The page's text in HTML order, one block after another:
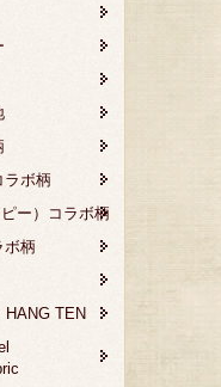
ラボ柄
ー）コラボ柄
ボ柄
HANG TEN